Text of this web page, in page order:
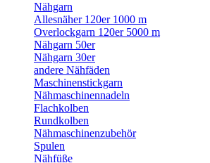
Nähgarn
Allesnäher 120er 1000 m
Overlockgarn 120er 5000 m
Nähgarn 50er
Nähgarn 30er
andere Nähfäden
Maschinenstickgarn
Nähmaschinennadeln
Flachkolben
Rundkolben
Nähmaschinenzubehör
Spulen
Nähfüße